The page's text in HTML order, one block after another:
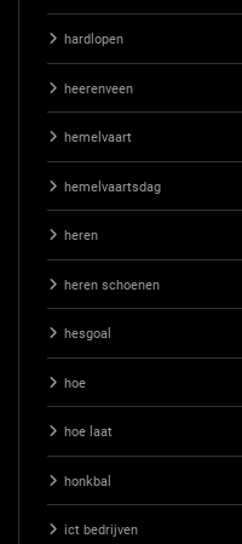
hardlopen
heerenveen
hemelvaart
hemelvaartsdag
heren
heren schoenen
hesgoal
hoe
hoe laat
honkbal
ict bedrijven